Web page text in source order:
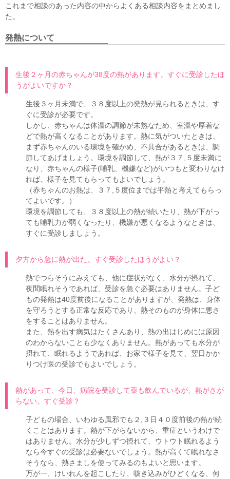
これまで相談のあった内容の中からよくある相談内容をまとめまし
た。
発熱について
生後２ヶ月の赤ちゃんが38度の熱があります。すぐに受診したほ
うがよいですか？
生後３ヶ月未満で、３８度以上の発熱が見られるときは、す
ぐに受診が必要です。
しかし、赤ちゃんは体温の調節が未熟なため、室温や厚着な
どで熱が高くなることがあります。熱に気がついたときは、
まず赤ちゃんのいる環境を確かめ、不具合があるときは、調
節してあげましょう。環境を調節して、熱が３７,５度未満に
なり、赤ちゃんの様子(哺乳、機嫌など)がいつもと変わりなけ
れば、様子を見てもらってもよいでしょう。
（赤ちゃんのお熱は、３７,５度位までは平熱と考えてもらっ
てよいです。）
環境を調節しても、３８度以上の熱が続いたり、熱が下がっ
ても哺乳力が弱くなったり、機嫌が悪くなるようなときは、
すぐに受診しましょう。
夕方から急に熱が出た。すぐ受診したほうがよい？
熱でつらそうにみえても、他に症状がなく、水分が摂れて、
夜間眠れそうであれば、受診を急ぐ必要はありません。子ど
もの発熱は40度前後になることがありますが、発熱は、身体
を守ろうとする正常な反応であり、熱そのものが身体に悪さ
をすることはありません。
また、熱を出す病気はたくさんあり、熱の出はじめには原因
のわからないことも少なくありません。熱があっても水分が
摂れて、眠れるようであれば、お家で様子を見て、翌日かか
りつけ医の受診でもよいでしょう。
熱があって、今日、病院を受診して薬も飲んでいるが、熱がさが
らない。すぐ受診？
子どもの場合、いわゆる風邪でも２,３日４０度前後の熱が続
くことはあります。熱が下がらないから、重症というわけで
はありません。水分が少しずつ摂れて、ウトウト眠れるよう
なら今すぐの受診は必要ないでしょう。熱が高くて眠れなさ
そうなら、熱さましを使ってみるのもよいと思います。
万が一、けいれんを起こしたり、咳き込みがひどくなる、何